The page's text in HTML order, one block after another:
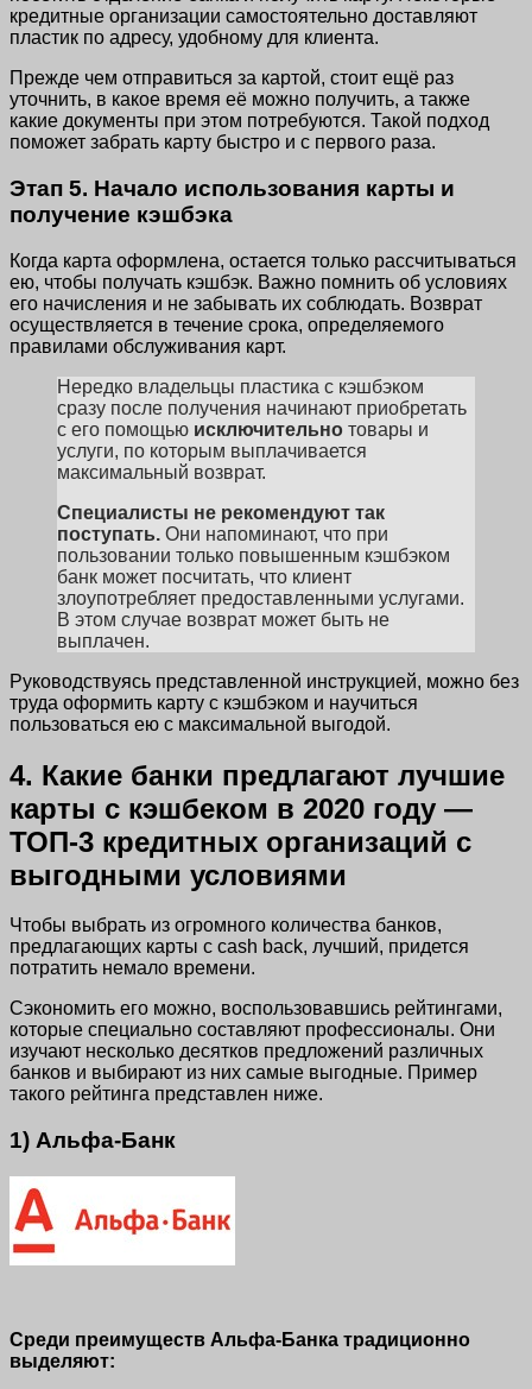
кредитные организации самостоятельно доставляют
пластик по адресу, удобному для клиента.
Прежде чем отправиться за картой, стоит ещё раз
уточнить, в какое время её можно получить, а также
какие документы при этом потребуются. Такой подход
поможет забрать карту быстро и с первого раза.
Этап 5. Начало использования карты и
получение кэшбэка
Когда карта оформлена, остается только рассчитываться
ею, чтобы получать кэшбэк. Важно помнить об условиях
его начисления и не забывать их соблюдать. Возврат
осуществляется в течение срока, определяемого
правилами обслуживания карт.
Нередко владельцы пластика с кэшбэком
сразу после получения начинают приобретать
с его помощью исключительно товары и
услуги, по которым выплачивается
максимальный возврат.
Специалисты не рекомендуют так
поступать. Они напоминают, что при
пользовании только повышенным кэшбэком
банк может посчитать, что клиент
злоупотребляет предоставленными услугами.
В этом случае возврат может быть не
выплачен.
Руководствуясь представленной инструкцией, можно без
труда оформить карту с кэшбэком и научиться
пользоваться ею с максимальной выгодой.
4. Какие банки предлагают лучшие
карты с кэшбеком в 2020 году —
ТОП-3 кредитных организаций с
выгодными условиями
Чтобы выбрать из огромного количества банков,
предлагающих карты с cash back, лучший, придется
потратить немало времени.
Сэкономить его можно, воспользовавшись рейтингами,
которые специально составляют профессионалы. Они
изучают несколько десятков предложений различных
банков и выбирают из них самые выгодные. Пример
такого рейтинга представлен ниже.
1) Альфа-Банк
Среди преимуществ Альфа-Банка традиционно
выделяют: